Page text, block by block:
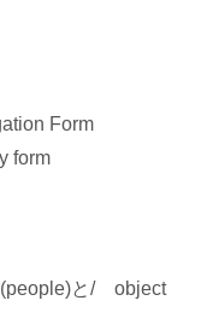
ation Form
y form
(peop e)と/ object